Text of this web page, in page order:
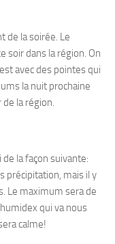
de la soirée. Le
soir dans la région. On
avec des pointes qui
la nuit prochaine
la région.
la façon suivante:
précipitation, mais il y
Le maximum sera de
qui va nous
calme!